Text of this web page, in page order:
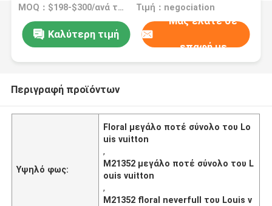
MOQ：$198-$300/ανά τσάντα Τιμή：negociation
Καλύτερη τιμή
Μας ελάτε σε
επαφή με
Περιγραφή προϊόντων
Υψηλό φως:
Floral μεγάλο ποτέ σύνολο του Lo
uis vuitton
,
M21352 μεγάλο ποτέ σύνολο του L
ouis vuitton
,
M21352 floral neverfull του Louis v